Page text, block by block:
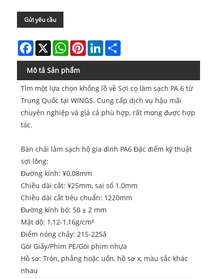
Gửi yêu cầu
Facebook
X WhatsAppPinterestLinkedIn
Mô tả Sản phẩm
Tìm một lựa chọn khổng lồ về Sợi cọ làm sạch PA 6 từ
Trung Quốc tại WINGS. Cung cấp dịch vụ hậu mãi
chuyên nghiệp và giá cả phù hợp, rất mong được hợp
tác.
Bàn chải làm sạch hộ gia đình PA6 Đặc điểm kỹ thuật
sợi lông:
Đường kính: ¥0,08mm
Chiều dài cắt: ¥25mm, sai số 1.0mm
Chiều dài cắt tiêu chuẩn: 1220mm
Đường kính bó: 50 ± 2 mm
Mật độ: 1,12-1,16g/cm³
Điểm nóng chảy: 215-225â
Gói Giấy/Phim PE/Gói phim nhựa
Hồ sơ: Tròn, phẳng hoặc uốn, hồ sơ x, màu sắc khác
nhau